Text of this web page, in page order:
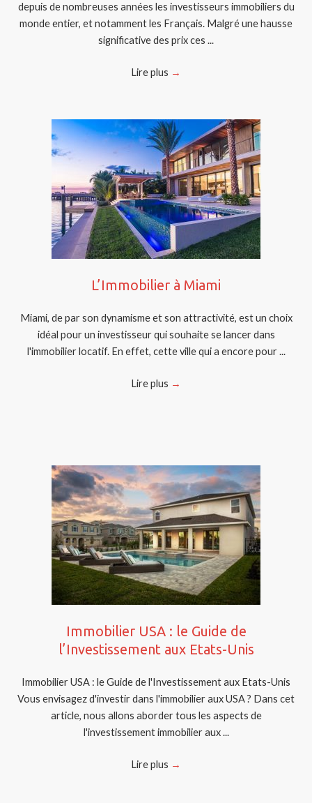
depuis de nombreuses années les investisseurs immobiliers du
monde entier, et notamment les Français. Malgré une hausse
significative des prix ces ...
Lire plus →
L’Immobilier à Miami
Miami, de par son dynamisme et son attractivité, est un choix
idéal pour un investisseur qui souhaite se lancer dans
l'immobilier locatif. En effet, cette ville qui a encore pour ...
Lire plus →
Immobilier USA : le Guide de
l’Investissement aux Etats-Unis
Immobilier USA : le Guide de l'Investissement aux Etats-Unis
Vous envisagez d'investir dans l'immobilier aux USA ? Dans cet
article, nous allons aborder tous les aspects de
l'investissement immobilier aux ...
Lire plus →